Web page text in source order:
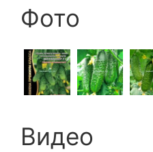
Фото
Видео